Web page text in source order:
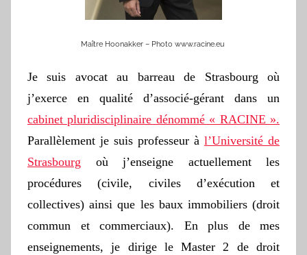
Maître Hoonakker – Photo www.racine.eu
Je suis avocat au barreau de Strasbourg où
j’exerce en qualité d’associé-gérant dans un
cabinet pluridisciplinaire dénommé « RACINE ».
Parallèlement je suis professeur à l’Université de
Strasbourg où j’enseigne actuellement les
procédures (civile, civiles d’exécution et
collectives) ainsi que les baux immobiliers (droit
commun et commerciaux). En plus de mes
enseignements, je dirige le Master 2 de droit